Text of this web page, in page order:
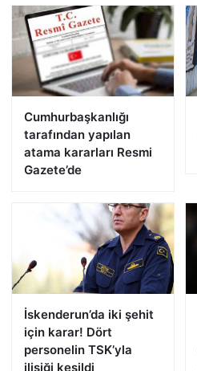
Cumhurbaşkanlığı
tarafından yapılan
atama kararları Resmi
Gazete’de
İskenderun’da iki şehit
için karar! Dört
personelin TSK’yla
ilişiği kesildi